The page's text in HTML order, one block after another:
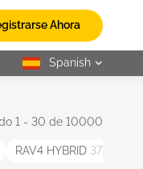
Ahora
selected
Spanish
1 - 30 de 10000
RAV4 HYBRID 371